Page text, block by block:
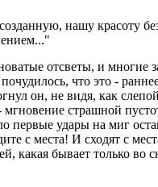
нашу красоту
отсветы, и
что это -
он, не видя, как
страшной
первые удары на миг
места! И сходят с
бывает только во